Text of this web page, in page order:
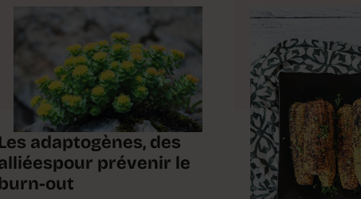
Les adaptogènes, des
prévenir le
out